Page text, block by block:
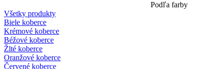
Podľa farby
Všetky produkty
Biele koberce
Krémové koberce
Béžové koberce
Žlté koberce
Oranžové koberce
Červené koberce